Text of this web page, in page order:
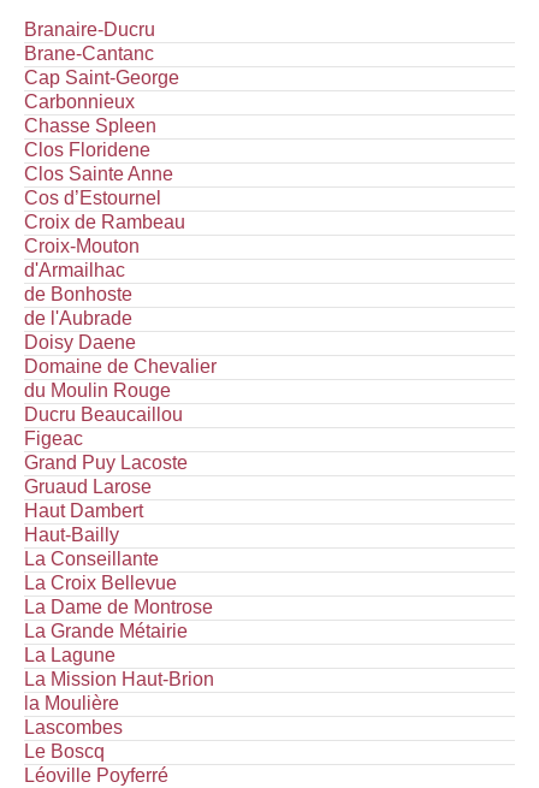
Branaire-Ducru
Brane-Cantanc
Cap Saint-George
Carbonnieux
Chasse Spleen
Clos Floridene
Clos Sainte Anne
Cos d’Estournel
Croix de Rambeau
Croix-Mouton
d'Armailhac
de Bonhoste
de l'Aubrade
Doisy Daene
Domaine de Chevalier
du Moulin Rouge
Ducru Beaucaillou
Figeac
Grand Puy Lacoste
Gruaud Larose
Haut Dambert
Haut-Bailly
La Conseillante
La Croix Bellevue
La Dame de Montrose
La Grande Métairie
La Lagune
La Mission Haut-Brion
la Moulière
Lascombes
Le Boscq
Léoville Poyferré